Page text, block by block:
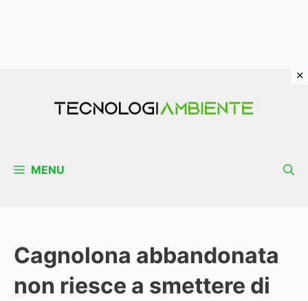
MENU
Cagnolona abbandonata
non riesce a smettere di